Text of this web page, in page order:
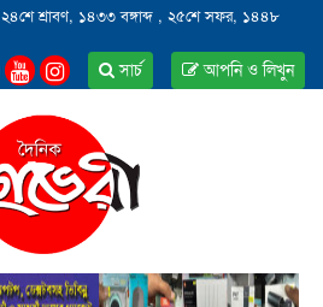
২৪শে শ্রাবণ, ১৪৩৩ বঙ্গাব্দ , ২৫শে সফর, ১৪৪৮
আপনি ও লিখুন
সার্চ